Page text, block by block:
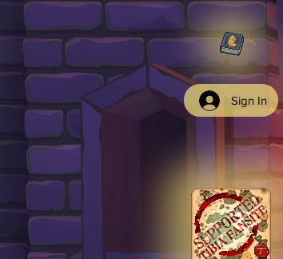
Sign In